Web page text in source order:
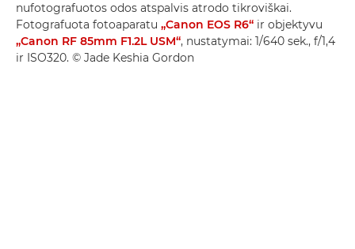
nufotografuotos odos atspalvis atrodo tikroviškai.
Fotografuota fotoaparatu „Canon EOS R6“ ir objektyvu
„Canon RF 85mm F1.2L USM“, nustatymai: 1/640 sek., f/1,4
ir ISO320. © Jade Keshia Gordon